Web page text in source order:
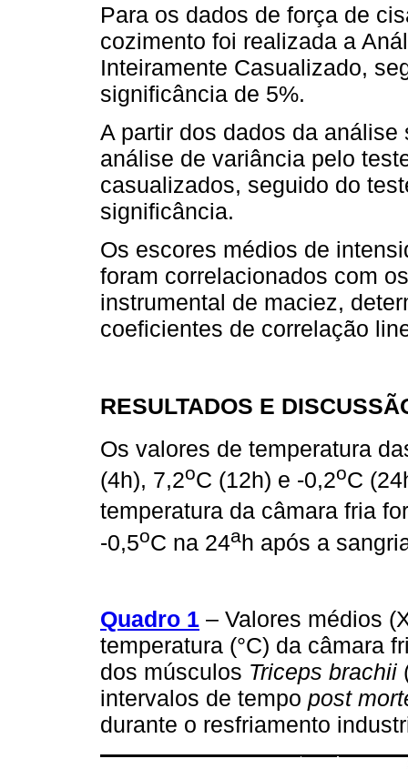
Para os dados de força de
cozimento foi realizada a
Inteiramente Casualizado,
significância de 5%.
A partir dos dados da
análise de variância pelo
casualizados, seguido do
significância.
Os escores médios de
foram correlacionados com
instrumental de maciez,
coeficientes de correlação
RESULTADOS E
Os valores de temperatura
(4h), 7,2oC (12h) e -0,2oC
temperatura da câmara fria
-0,5oC na 24ah após a
Quadro 1 – Valores médios
temperatura (°C) da câmara
dos músculos Triceps brachii
intervalos de tempo post
durante o resfriamento